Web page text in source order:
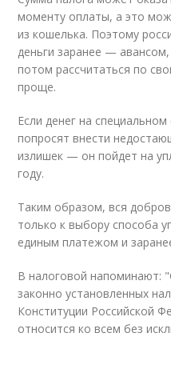
моменту оплаты, а это
из кошелька. Поэтому
деньги заранее —
потом рассчитаться по
проще.
Если денег на
попросят внести
излишек — он пойдет на
году.
Таким образом, вся
только к выбору способа
единым платежом и
В налоговой напоминают:
законно установленных
Конституции Российской
относится ко всем без